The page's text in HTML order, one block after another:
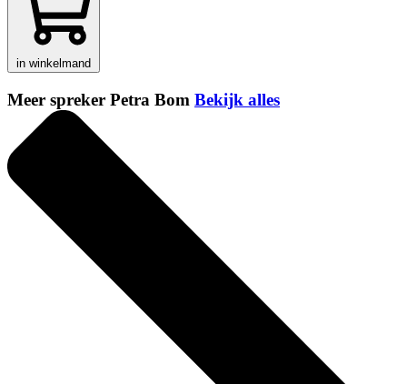
in winkelmand
Meer spreker Petra Bom Bekijk alles